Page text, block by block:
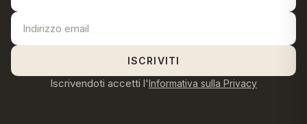
ISCRIVITI
Iscrivendoti accetti l'Informativa sulla Privacy